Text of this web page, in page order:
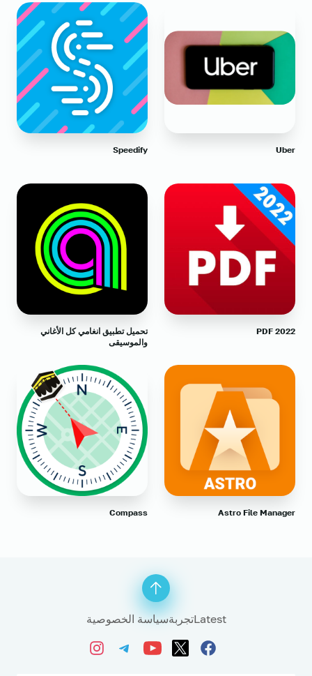
Uber
Speedify
PDF 2022
تحميل تطبيق انغامي كل الأغاني
والموسيقى
Astro File Manager
Compass
Latestتجربةسياسة الخصوصية